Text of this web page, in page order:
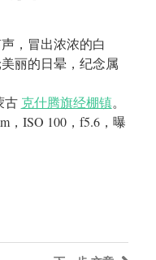
，冒出浓浓的白
丽的日晕，纪念属
古 克什腾旗经棚镇。
，ISO 100，f5.6，曝